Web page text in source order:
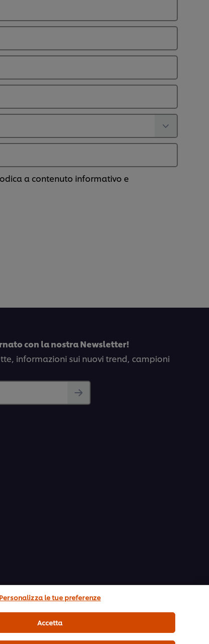
a contenuto informativo e
con la nostra Newsletter!
informazioni sui nuovi trend, campioni
Personalizza le tue preferenze
Accetta